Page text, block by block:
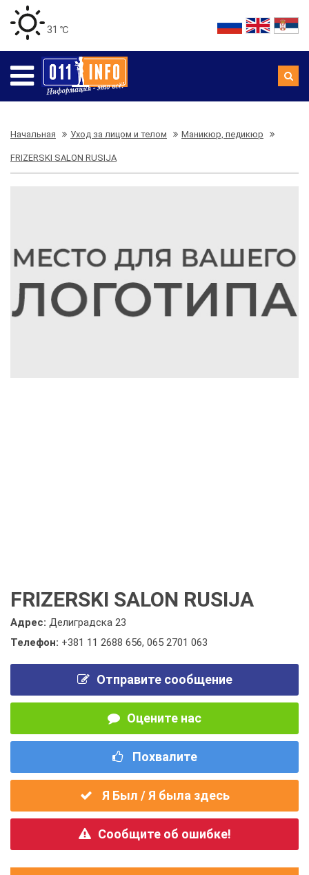
31 ℃
Начальная Уход за лицом и телом Маникюр, педикюр
FRIZERSKI SALON RUSIJA
FRIZERSKI SALON RUSIJA
Адрес: Делиградска 23
Телефон: +381 11 2688 656, 065 2701 063
Отправите сообщение
Оцените нас
Похвалите
Я Был / Я была здесь
Сообщите об ошибке!